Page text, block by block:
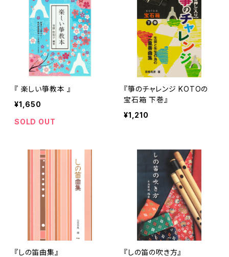
『 楽しい箏教本 』
¥1,650
SOLD OUT
『箏のチャレンジ KOTOの
宝石箱 下巻』
¥1,210
『しの笛曲集』
『しの笛の吹き方』